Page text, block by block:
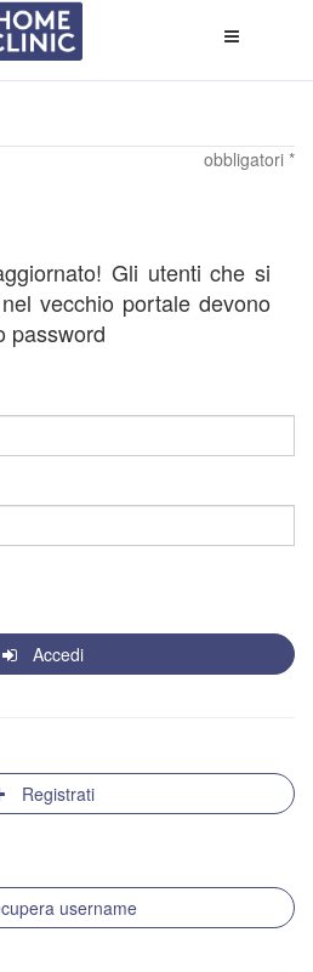
di
obbligatori *
Gli utenti che si
vecchio portale devono
password
Accedi
Registrati
username